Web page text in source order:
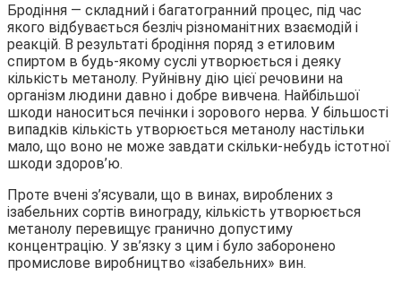
Бродіння — складний і багатогранний процес, під час
якого відбувається безліч різноманітних взаємодій і
реакцій. В результаті бродіння поряд з етиловим
спиртом в будь-якому суслі утворюється і деяку
кількість метанолу. Руйнівну дію цієї речовини на
організм людини давно і добре вивчена. Найбільшої
шкоди наноситься печінки і зорового нерва. У більшості
випадків кількість утворюється метанолу настільки
мало, що воно не може завдати скільки-небудь істотної
шкоди здоров’ю.
Проте вчені з’ясували, що в винах, вироблених з
ізабельних сортів винограду, кількість утворюється
метанолу перевищує гранично допустиму
концентрацію. У зв’язку з цим і було заборонено
промислове виробництво «ізабельних» вин.